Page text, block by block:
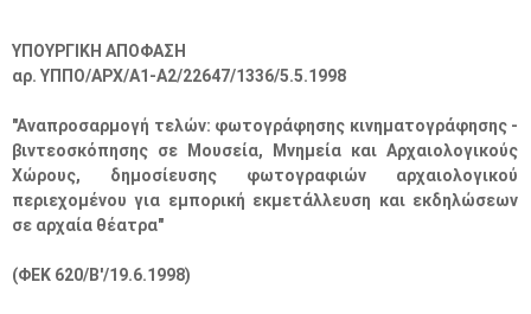
ΥΠΟΥΡΓΙΚΗ ΑΠΟΦΑΣΗ
αρ. ΥΠΠΟ/ΑΡΧ/Α1-Α2/22647/1336/5.5.1998
"Αναπροσαρμογή τελών: φωτογράφησης κινηματογράφησης -
βιντεοσκόπησης σε Μουσεία, Μνημεία και Αρχαιολογικούς
Χώρους, δημοσίευσης φωτογραφιών αρχαιολογικού
περιεχομένου για εμπορική εκμετάλλευση και εκδηλώσεων
σε αρχαία θέατρα"
(ΦΕΚ 620/Β'/19.6.1998)